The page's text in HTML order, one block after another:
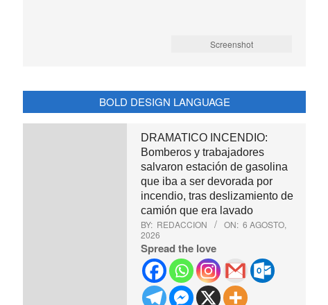
Screenshot
BOLD DESIGN LANGUAGE
DRAMATICO INCENDIO:
Bomberos y trabajadores
salvaron estación de gasolina
que iba a ser devorada por
incendio, tras deslizamiento de
camión que era lavado
BY: REDACCION ON: 6 AGOSTO,
2026
Spread the love